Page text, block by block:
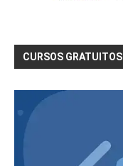
CURSOS GRATUITOS